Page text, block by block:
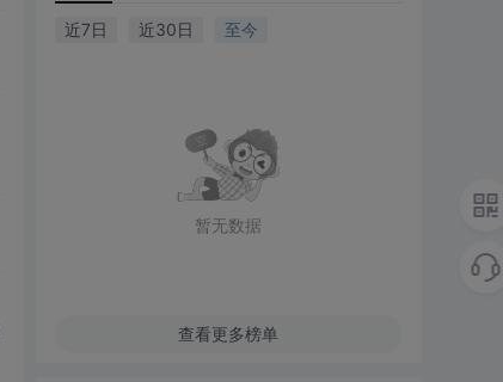
近7日 近30日 至今
暂无数据
查看更多榜单